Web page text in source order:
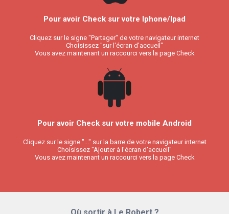
Pour avoir Check sur votre Iphone/Ipad
Cliquez sur le signe "Partager" de votre navigateur internet
Choisissez "sur l'écran d'accueil"
Vous avez maintenant un raccourci vers la page Check
Pour avoir Check sur votre mobile Android
Cliquez sur le signe "..." sur la barre de votre navigateur internet
Choisissez "Ajouter à l'écran d'accueil"
Vous avez maintenant un raccourci vers la page Check